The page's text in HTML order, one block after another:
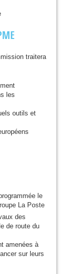
traitera
les
outils et
le
La Poste
des
de route du
amenées à
sur leurs